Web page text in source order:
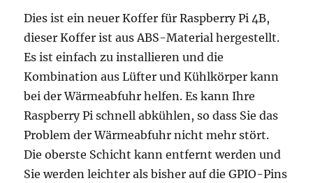
Dies ist ein neuer Koffer für Raspberry Pi 4B,
dieser Koffer ist aus ABS-Material hergestellt.
Es ist einfach zu installieren und die
Kombination aus Lüfter und Kühlkörper kann
bei der Wärmeabfuhr helfen. Es kann Ihre
Raspberry Pi schnell abkühlen, so dass Sie das
Problem der Wärmeabfuhr nicht mehr stört.
Die oberste Schicht kann entfernt werden und
Sie werden leichter als bisher auf die GPIO-Pins